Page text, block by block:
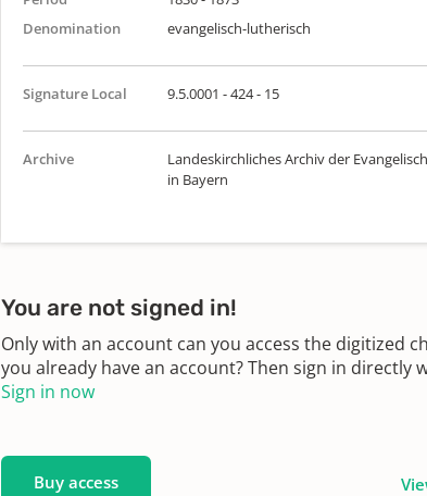
Denomination
evangelisch-lutherisch
Signature Local 9.5.0001 - 424 - 15
Archive
Landeskirchliches Archiv der
in Bayern
You are not signed in!
Only with an account can you access the digitized
you already have an account? Then sign in directly
Sign in now
Buy access